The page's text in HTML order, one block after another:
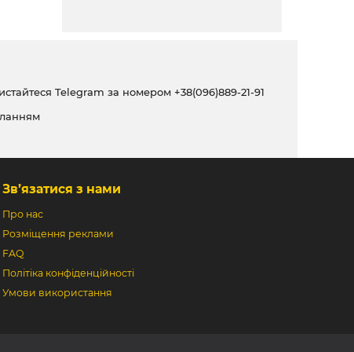
Telegram за номером +38(096)889-21-91
Зв’язатися з нами
Про нас
Розміщення реклами
FAQ
Політіка конфіденційності
Умови використання